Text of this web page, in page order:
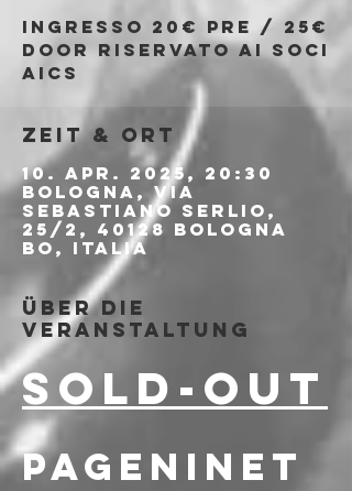
Ingresso 20€ PRE / 25€
DOOR riservato ai soci
aics
Zeit & Ort
10. Apr. 2025, 20:30
Bologna, Via
Sebastiano Serlio,
25/2, 40128 Bologna
BO, Italia
Über die
Veranstaltung
SOLD-OUT
PAGENINET